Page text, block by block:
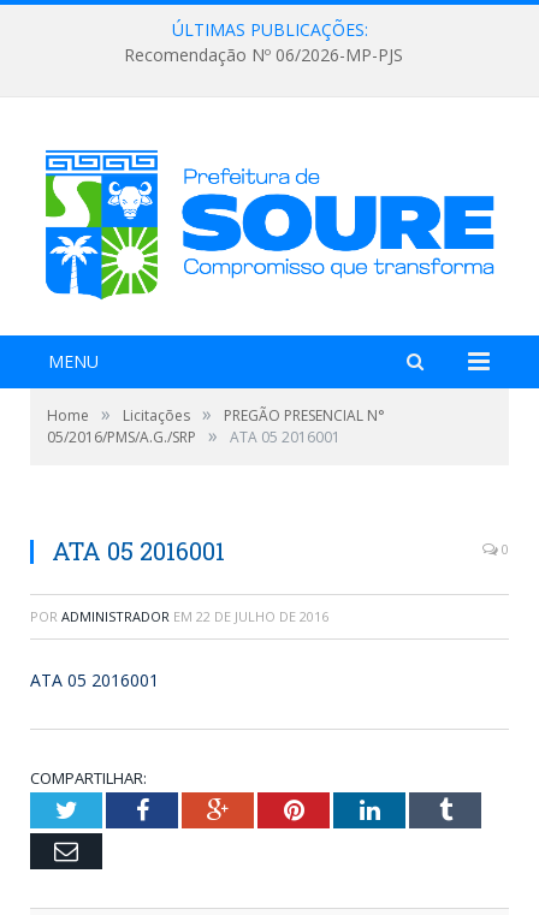
ÚLTIMAS PUBLICAÇÕES:
Recomendação Nº 06/2026-MP-PJS
MENU
Home » Licitações »
PREGÃO PRESENCIAL N°
05/2016/PMS/A.G./SRP
» ATA 05 2016001
ATA 05 2016001 0
POR ADMINISTRADOR EM 22 DE JULHO DE 2016
ATA 05 2016001
COMPARTILHAR:
TwitterFacebookGoogle+PinterestLinkedInTumblr
Email